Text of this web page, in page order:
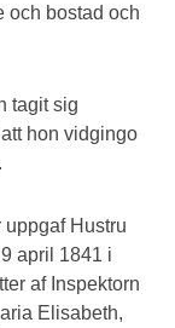
och bostad och
tagit sig
hon vidgingo
Hustru
april 1841 i
af Inspektorn
Elisabeth,